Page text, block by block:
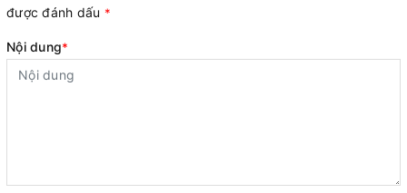
được đánh dấu *
Nội dung*